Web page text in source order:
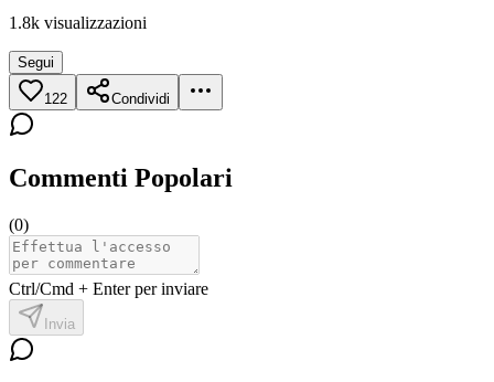
1.8k visualizzazioni
Segui
122 Condividi
Commenti Popolari
(0)
Ctrl/Cmd + Enter per inviare
Invia